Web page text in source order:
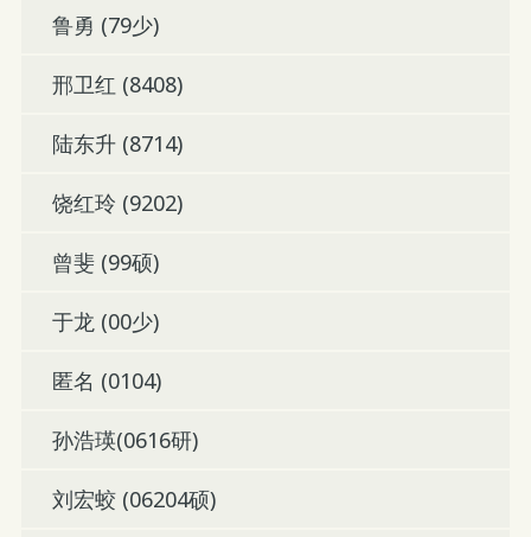
鲁勇 (79少)
邢卫红 (8408)
陆东升 (8714)
饶红玲 (9202)
曾斐 (99硕)
于龙 (00少)
匿名 (0104)
孙浩瑛(0616研)
刘宏蛟 (06204硕)